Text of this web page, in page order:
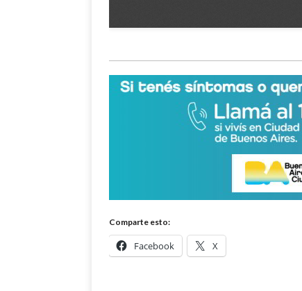
Comparte esto:
Facebook X